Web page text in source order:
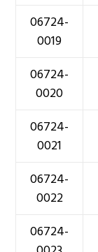
06724-
0019
06724-
0020
06724-
0021
06724-
0022
06724-